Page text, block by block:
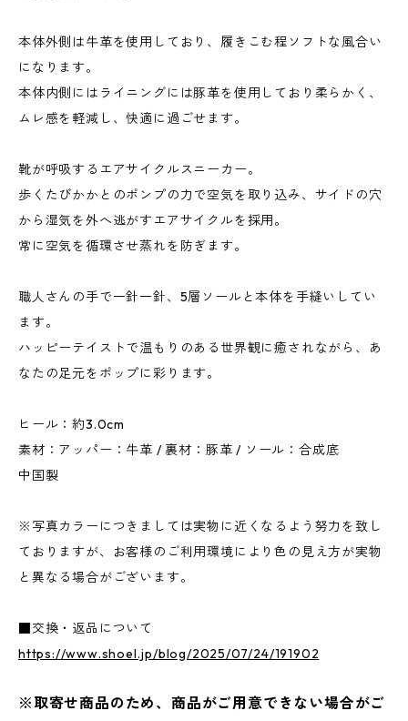
本体外側は牛革を使用しており、履きこむ程ソフトな風合い
になります。
本体内側にはライニングには豚革を使用しており柔らかく、
ムレ感を軽減し、快適に過ごせます。
靴が呼吸するエアサイクルスニーカー。
歩くたびかかとのポンプの力で空気を取り込み、サイドの穴
から湿気を外へ逃がすエアサイクルを採用。
常に空気を循環させ蒸れを防ぎます。
職人さんの手で一針一針、5層ソールと本体を手縫いしてい
ます。
ハッピーテイストで温もりのある世界観に癒されながら、あ
なたの足元をポップに彩ります。
ヒール：約3.0cm
素材：アッパー：牛革 / 裏材：豚革 / ソール：合成底
中国製
※写真カラーにつきましては実物に近くなるよう努力を致し
ておりますが、お客様のご利用環境により色の見え方が実物
と異なる場合がございます。
■交換・返品について
https://www.shoel.jp/blog/2025/07/24/191902
※取寄せ商品のため、商品がご用意できない場合がご